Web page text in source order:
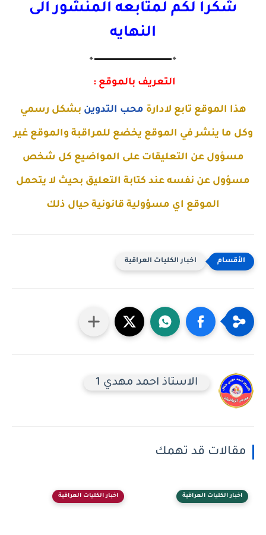
شكرا لكم لمتابعه المنشور الى
النهايه
🔸▬▬▬▬▬▬▬▬▬▬▬▬▬🔸
التعريف بالموقع :
هذا الموقع تابع لادارة محب التدوين بشكل رسمي
وكل ما ينشر في الموقع يخضع للمراقبة والموقع غير
مسؤول عن التعليقات على المواضيع كل شخص
مسؤول عن نفسه عند كتابة التعليق بحيث لا يتحمل
الموقع اي مسؤولية قانونية حيال ذلك
اخبار الكليات العراقية
الاستاذ احمد مهدي 1
مقالات قد تهمك
اخبار الكليات العراقية اخبار الكليات العراقية